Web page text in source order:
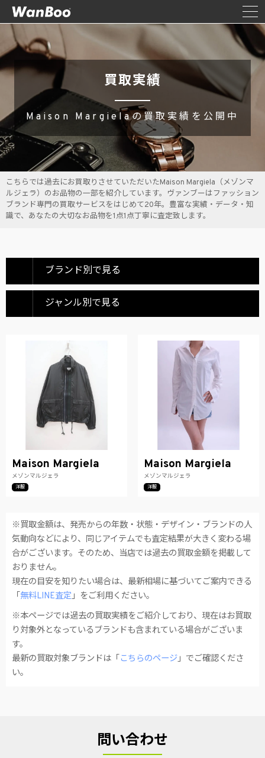
買取実績
Maison Margielaの買取実績を公開中
こちらでは過去にお買取りさせていただいたMaison Margiela（メゾンマ
ルジェラ）のお品物の一部を紹介しています。ヴァンブーはファッション
ブランド専門の買取サービスをはじめて20年。豊富な実績・データ・知
識で、あなたの大切なお品物を1点1点丁寧に査定致します。
ブランド別で見る
ジャンル別で見る
Maison Margiela
メゾンマルジェラ
洋服
Maison Margiela
メゾンマルジェラ
洋服
※買取金額は、発売からの年数・状態・デザイン・ブランドの人
気動向などにより、同じアイテムでも査定結果が大きく変わる場
合がございます。そのため、当店では過去の買取金額を掲載して
おりません。
現在の目安を知りたい場合は、最新相場に基づいてご案内できる
「 無料LINE査定」をご利用ください。
※本ページでは過去の買取実績をご紹介しており、現在はお買取
り対象外となっているブランドも含まれている場合がございま
す。
最新の買取対象ブランドは「 こちらのページ」でご確認くださ
い。
問い合わせ